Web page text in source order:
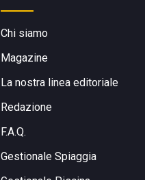
Chi siamo
Magazine
La nostra linea editoriale
Redazione
F.A.Q.
Gestionale Spiaggia